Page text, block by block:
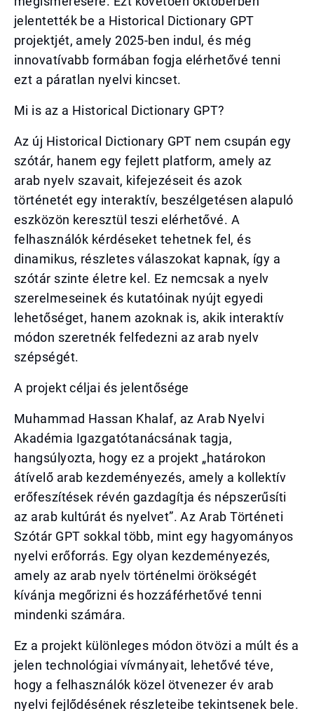
jelentették be a Historical Dictionary GPT
projektjét, amely 2025-ben indul, és még
innovatívabb formában fogja elérhetővé tenni
ezt a páratlan nyelvi kincset.
Mi is az a Historical Dictionary GPT?
Az új Historical Dictionary GPT nem csupán egy
szótár, hanem egy fejlett platform, amely az
arab nyelv szavait, kifejezéseit és azok
történetét egy interaktív, beszélgetésen alapuló
eszközön keresztül teszi elérhetővé. A
felhasználók kérdéseket tehetnek fel, és
dinamikus, részletes válaszokat kapnak, így a
szótár szinte életre kel. Ez nemcsak a nyelv
szerelmeseinek és kutatóinak nyújt egyedi
lehetőséget, hanem azoknak is, akik interaktív
módon szeretnék felfedezni az arab nyelv
szépségét.
A projekt céljai és jelentősége
Muhammad Hassan Khalaf, az Arab Nyelvi
Akadémia Igazgatótanácsának tagja,
hangsúlyozta, hogy ez a projekt „határokon
átívelő arab kezdeményezés, amely a kollektív
erőfeszítések révén gazdagítja és népszerűsíti
az arab kultúrát és nyelvet”. Az Arab Történeti
Szótár GPT sokkal több, mint egy hagyományos
nyelvi erőforrás. Egy olyan kezdeményezés,
amely az arab nyelv történelmi örökségét
kívánja megőrizni és hozzáférhetővé tenni
mindenki számára.
Ez a projekt különleges módon ötvözi a múlt és a
jelen technológiai vívmányait, lehetővé téve,
hogy a felhasználók közel ötvenezer év arab
nyelvi fejlődésének részleteibe tekintsenek bele.